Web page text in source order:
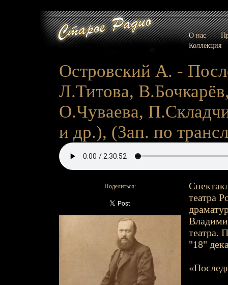
О нас
Коллекция
Островский А. -
Л.Титова,
О.Чуваева,
и др.), (Зап. по
Поделиться:
театра
театра.
"18"